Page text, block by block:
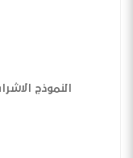
النموذج